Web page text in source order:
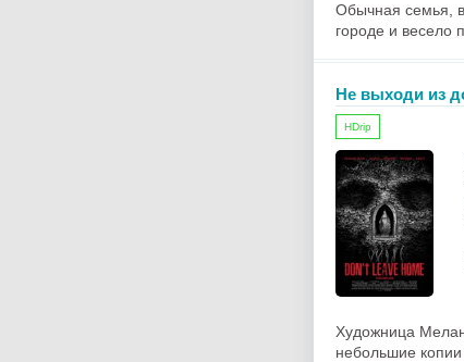
Обычная семья,
городе и весело
Не выходи из
HDrip
Художница
небольшие копии